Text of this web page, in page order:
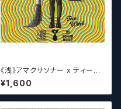
《浅》アマクサソナー x ティーン
エイジ x ウィッチクラフト / Am
akusa sonar x Teenage Br
ewing ×WITCH CRAFT Tee
¥1,600